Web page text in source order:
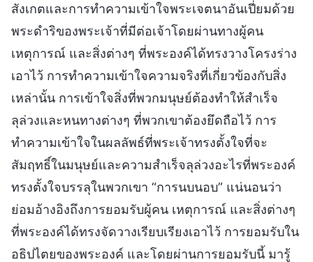
สังเกตและการทำความเข้าใจพระเจตนาอันเปี่ยมด้วย
พระดำริของพระเจ้าที่มีต่อเจ้าโดยผ่านทางผู้คน
เหตุการณ์ และสิ่งต่างๆ ที่พระองค์ได้ทรงวางโครงร่าง
เอาไว้ การทำความเข้าใจความจริงที่เกี่ยวข้องกับสิ่ง
เหล่านั้น การเข้าใจสิ่งที่พวกมนุษย์ต้องทำให้สำเร็จ
ลุล่วงและหนทางต่างๆ ที่พวกเขาต้องยึดถือไว้ การ
ทำความเข้าใจในผลลัพธ์ที่พระเจ้าทรงตั้งใจที่จะ
สัมฤทธิ์ในมนุษย์และความสำเร็จลุล่วงอะไรที่พระองค์
ทรงตั้งใจบรรลุในพวกเขา “การนบนอบ” แน่นอนว่า
ย่อมอ้างอิงถึงการยอมรับผู้คน เหตุการณ์ และสิ่งต่างๆ
ที่พระองค์ได้ทรงจัดวางเรียบเรียงเอาไว้ การยอมรับใน
อธิปไตยของพระองค์ และโดยผ่านการยอมรับนี้ มารู้